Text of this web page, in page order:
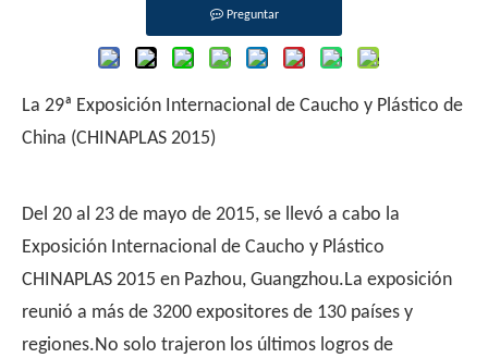
Preguntar
La 29ª Exposición Internacional de Caucho y Plástico de
China (CHINAPLAS 2015)
Del 20 al 23 de mayo de 2015, se llevó a cabo la
Exposición Internacional de Caucho y Plástico
CHINAPLAS 2015 en Pazhou, Guangzhou.La exposición
reunió a más de 3200 expositores de 130 países y
regiones.No solo trajeron los últimos logros de